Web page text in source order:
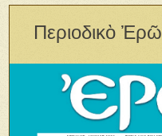
Περιοδικὸ Ἐρῶ